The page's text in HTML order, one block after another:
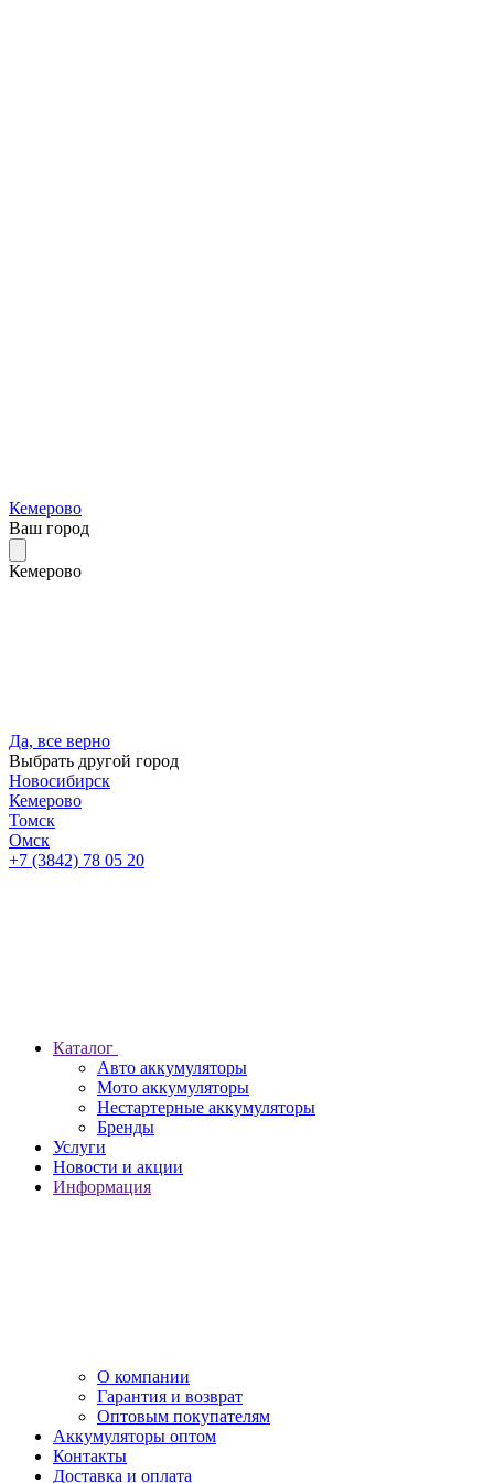
Кемерово
Ваш город
Кемерово
Да, все верно
Выбрать другой город
Новосибирск
Кемерово
Томск
Омск
+7 (3842) 78 05 20
Каталог
Авто аккумуляторы
Мото аккумуляторы
Нестартерные аккумуляторы
Бренды
Услуги
Новости и акции
Информация
О компании
Гарантия и возврат
Оптовым покупателям
Аккумуляторы оптом
Контакты
Доставка и оплата